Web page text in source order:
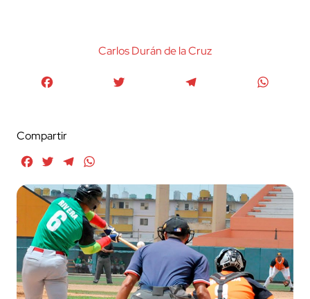
Carlos Durán de la Cruz
Compartir
FacebookTwitterTelegram